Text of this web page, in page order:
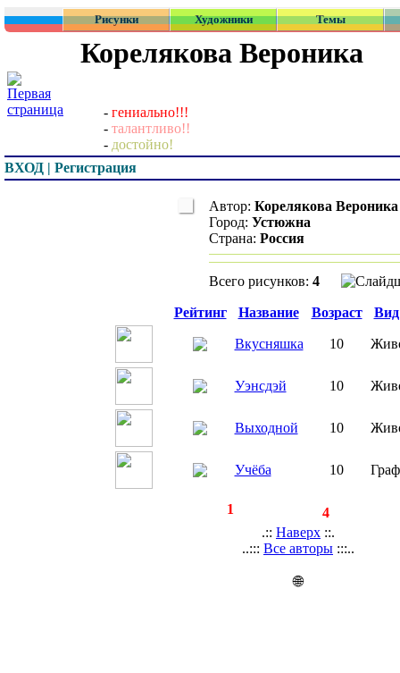
Рисунки Художники Темы
Корелякова Вероника
- гениально!!!
- талантливо!!
- достойно!
ВХОД | Регистрация
Автор: Корелякова Вероника
Город: Устюжна
Страна: Россия
Всего рисунков: 4
Рейтинг Название Возраст Вид
Вкусняшка 10
Уэнсдэй 10
Выходной 10
Учёба 10
1
4
.:: Наверх ::.
..::: Все авторы :::..
🌐